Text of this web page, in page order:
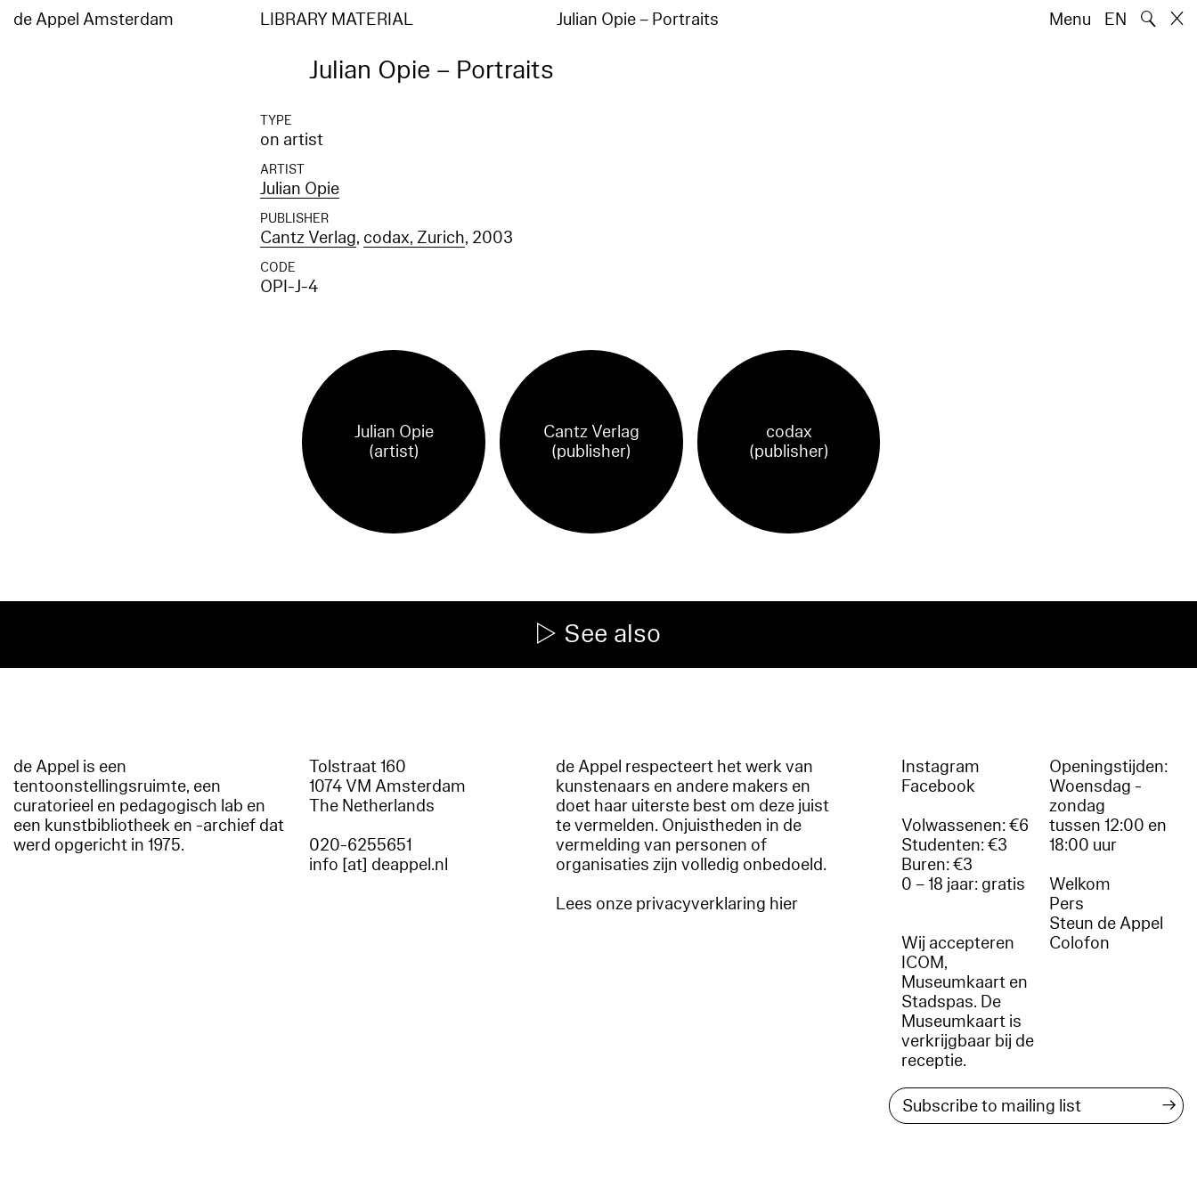
de Appel Amsterdam LIBRARY MATERIAL Julian Opie – Portraits Menu EN 🔍
Julian Opie – Portraits
TYPE
on artist
ARTIST
Julian Opie
PUBLISHER
Cantz Verlag, codax, Zurich, 2003
CODE
OPI-J-4
Julian Opie
(artist)
Cantz Verlag
(publisher)
codax
(publisher)
See also
de Appel is een
tentoonstellingsruimte, een
curatorieel en pedagogisch lab en
een kunstbibliotheek en -archief dat
werd opgericht in 1975.
Tolstraat 160
1074 VM Amsterdam
The Netherlands
020-6255651
info [at] deappel.nl
de Appel respecteert het werk van
kunstenaars en andere makers en
doet haar uiterste best om deze juist
te vermelden. Onjuistheden in de
vermelding van personen of
organisaties zijn volledig onbedoeld.
Lees onze privacyverklaring hier
Instagram
Facebook
Volwassenen: €6
Studenten: €3
Buren: €3
0 – 18 jaar: gratis
Wij accepteren
ICOM,
Museumkaart en
Stadspas. De
Museumkaart is
verkrijgbaar bij de
receptie.
Openingstijden:
Woensdag -
zondag
tussen 12:00 en
18:00 uur
Welkom
Pers
Steun de Appel
Colofon
→